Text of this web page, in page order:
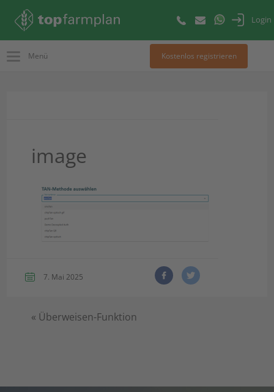
Login
Menü Kostenlos registrieren
image
7. Mai 2025
« Überweisen-Funktion